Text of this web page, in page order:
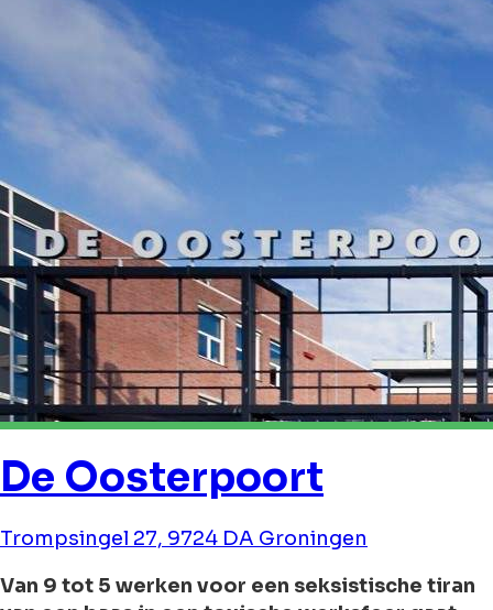
De Oosterpoort
Trompsingel 27, 9724 DA Groningen
Van 9 tot 5 werken voor een seksistische tiran